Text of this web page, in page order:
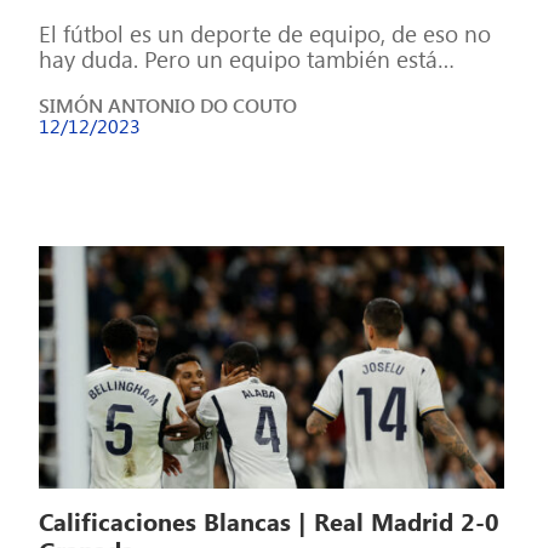
El fútbol es un deporte de equipo, de eso no
hay duda. Pero un equipo también está
SIMÓN ANTONIO DO COUTO
12/12/2023
Calificaciones Blancas | Real Madrid 2-0